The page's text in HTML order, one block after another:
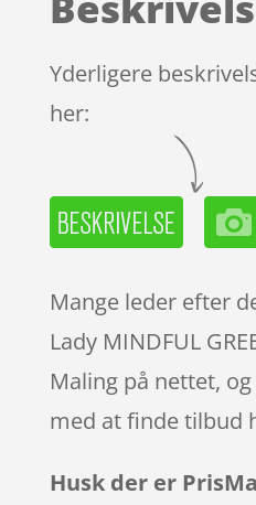
Yderligere
her:
Mange leder efter
Lady MINDFUL
Maling på nettet,
med at finde tilbud
Husk der er